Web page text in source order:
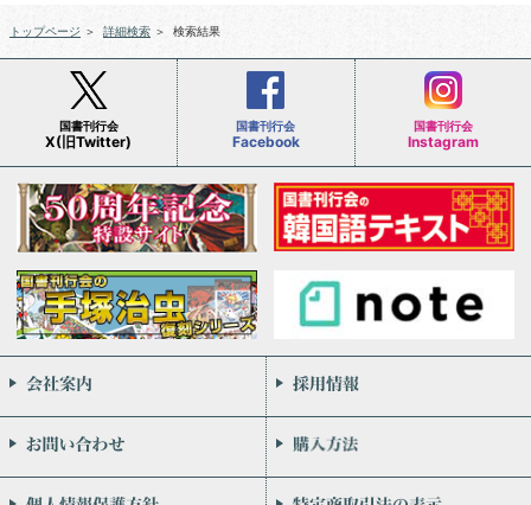
トップページ ＞ 詳細検索 ＞ 検索結果
国書刊行会
X(旧Twitter)
国書刊行会
Facebook
国書刊行会
Instagram
会社案内
お問い合わせ
個人情報保護方針